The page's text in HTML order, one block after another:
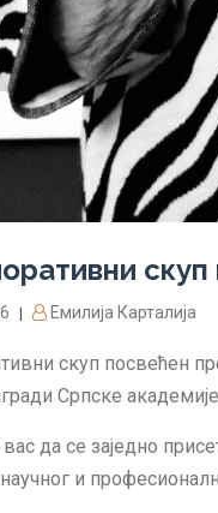
| Емилија Карталија
скуп посвећен
Српске
да се заједно
и